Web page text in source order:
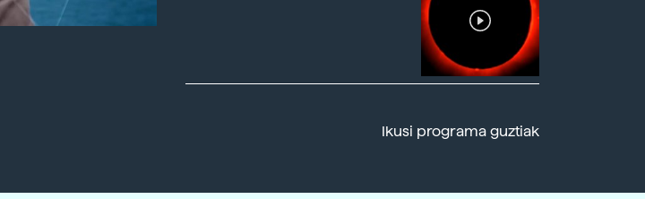
Ikusi programa guztiak